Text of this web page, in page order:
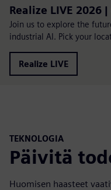
Realize LIVE 2026
Join us to explore the
industrial AI. Pick your
Realize LIVE
TEKNOLOGIA
Päivitä
Huomisen haasteet